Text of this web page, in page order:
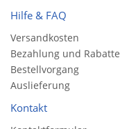
Hilfe & FAQ
Versandkosten
Bezahlung und Rabatte
Bestellvorgang
Auslieferung
Kontakt